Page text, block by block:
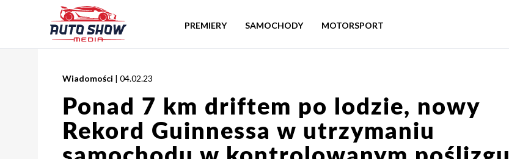
PREMIERY SAMOCHODY MOTORSPORT
Wiadomości | 04.02.23
Ponad 7 km driftem po lodzie, nowy
Rekord Guinnessa w utrzymaniu